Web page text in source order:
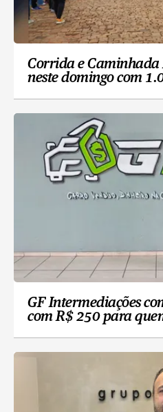
Corrida e Caminhada
neste domingo com
GF Intermediações
com R$ 250 para